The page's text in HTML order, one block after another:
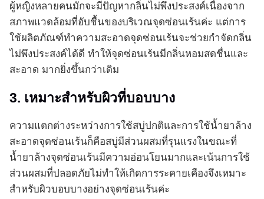
ผู้หญิงหลายคนมักจะมีปัญหากลิ่นไม่พึงประสงค์เนื่องจาก
สภาพแวดล้อมที่อับชื้นของบริเวณจุดซ่อนเร้นค่ะ แต่การ
ใช้ผลิตภัณฑ์ทำความสะอาดจุดซ่อนเร้นจะช่วยกำจัดกลิ่น
ไม่พึงประสงค์ได้ดี ทำให้จุดซ่อนเร้นมีกลิ่นหอมสดชื่นและ
สะอาด มากยิ่งขึ้นกว่าเดิม
3. เหมาะสำหรับผิวที่บอบบาง
ความแตกต่างระหว่างการใช้สบู่ปกติและการใช้น้ำยาล้าง
สะอาดจุดซ่อนเร้นก็คือสบู่มีส่วนผสมที่รุนแรงในขณะที่
น้ำยาล้างจุดซ่อนเร้นมีความอ่อนโยนมากและเน้นการใช้
ส่วนผสมที่ปลอดภัยไม่ทำให้เกิดการระคายเคืองจึงเหมาะ
สำหรับผิวบอบบางอย่างจุดซ่อนเร้นค่ะ